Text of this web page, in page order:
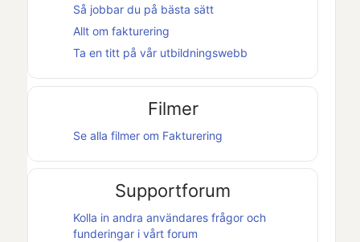
Så jobbar du på bästa sätt
Allt om fakturering
Ta en titt på vår utbildningswebb
Filmer
Se alla filmer om Fakturering
Supportforum
Kolla in andra användares frågor och
funderingar i vårt forum